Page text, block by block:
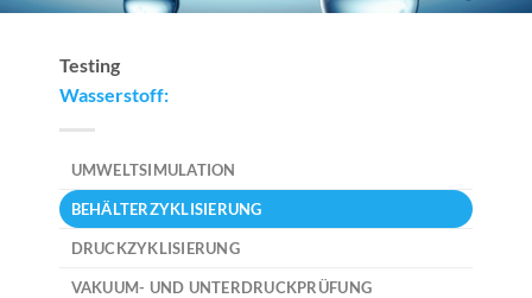
Testing
Wasserstoff:
UMWELTSIMULATION
BEHÄLTERZYKLISIERUNG
DRUCKZYKLISIERUNG
VAKUUM- UND UNTERDRUCKPRÜFUNG